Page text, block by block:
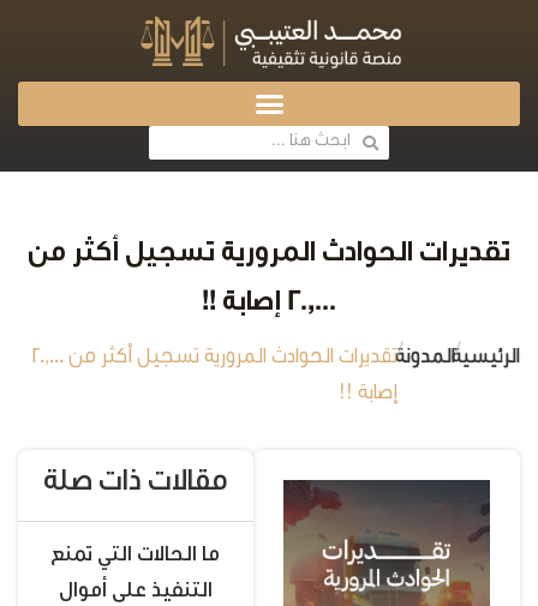
تقديرات الحوادث المرورية تسجيل أكثر من
20,000 إصابة !!
الرئيسية
/المدونة
/
تقديرات الحوادث المرورية تسجيل أكثر من 20,000
إصابة !!
مقالات ذات صلة
ما الحالات التي تمنع
التنفيذ على أموال